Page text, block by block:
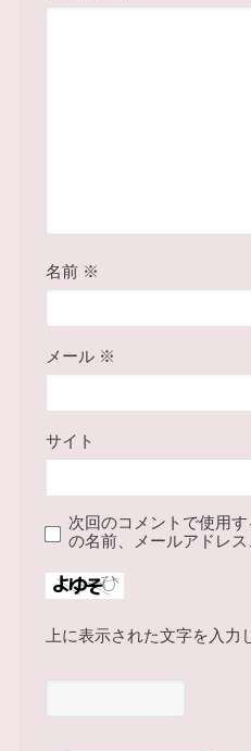
名前 ※
メール ※
サイト
次回のコメントで使用
の名前、メールアドレス
上に表示された文字を入力